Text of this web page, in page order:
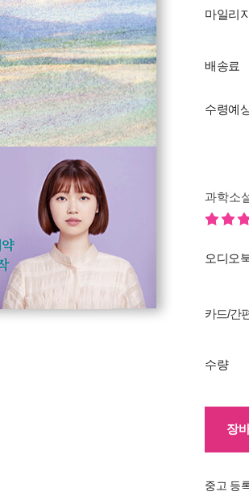
마일리
배송료
수령예
과학소
오디오
카드/간
수량
장
중고 등